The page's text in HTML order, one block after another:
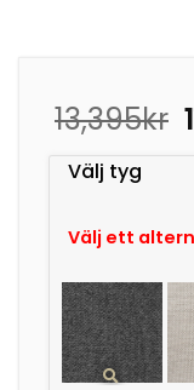
13,395kr
Välj tyg
Välj ett